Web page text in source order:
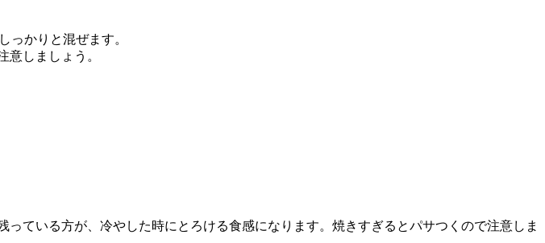
っかりと混ぜます。
しましょう。
ている方が、冷やした時にとろける食感になります。焼きすぎるとパサつくので注意しま